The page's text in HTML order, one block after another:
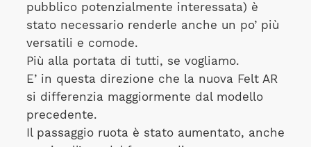
pubblico potenzialmente interessata) è
stato necessario renderle anche un po’ più
versatili e comode.
Più alla portata di tutti, se vogliamo.
E’ in questa direzione che la nuova Felt AR
si differenzia maggiormente dal modello
precedente.
Il passaggio ruota è stato aumentato, anche